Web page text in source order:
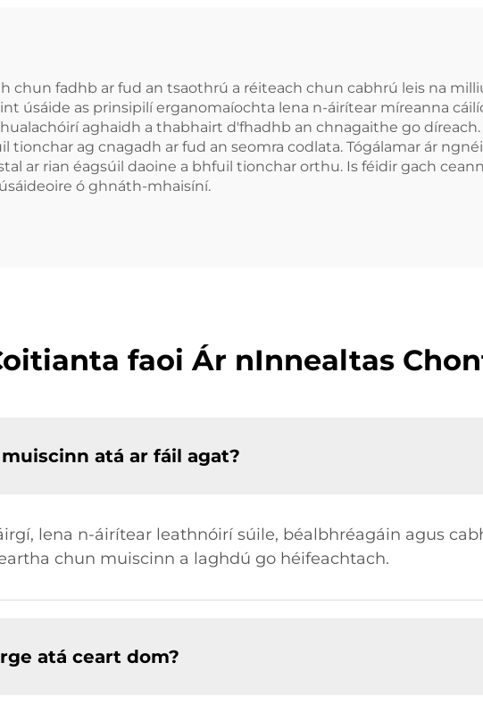
Róncaíocht
Anti-Roncach
Béal
chun fadhb ar fud an tsaothrú a réiteach chun cabhrú leis na
úsáide as prinsipilí erganomaíochta lena n-áirítear míreanna
aghaidh a thabhairt d'fhadhb an chnagaithe go
tionchar ag cnagadh ar fud an seomra codlata. Tógálamar ár
ar rian éagsúil daoine a bhfuil tionchar orthu. Is féidir gach
ó ghnáth-mhaisíní.
faoi Ár nInnealtas
atá ar fáil agat?
lena n-áirítear leathnóirí súile, béalbhréagáin agus
chun muiscinn a laghdú go héifeachtach.
atá ceart dom?